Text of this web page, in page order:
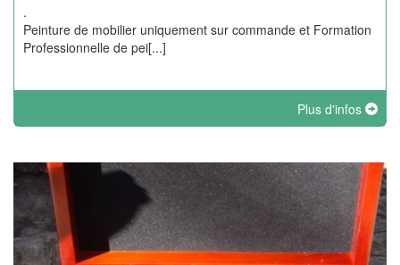
.
Peinture de mobilier uniquement sur commande et Formation
Professionnelle de pei[...]
Plus d'infos